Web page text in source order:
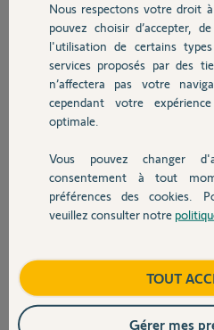
Chauffage
Autres produits
Devis avec un pro
Contact
julien G.
il y a environ 7 ans
Participer au
Réponses
Bonsoir
Sinon, essayez avec le code 2480-03.
Si ça ne fonctionne pas, laissez ici le
transmetteur et un Yellow va vérifier.
Nous respectons votre droit
pouvez choisir d’accepter,
l'utilisation de certains
services proposés par des
n’affectera pas votre
cependant votre
optimale.
Vous pouvez changer
consentement à tout
préférences des cookies.
veuillez consulter notre
TOUT
Gérer mes